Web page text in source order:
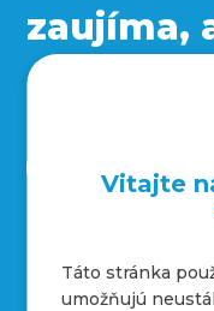
Kontakty
zaujíma,
sociálne
Vitajte
Táto stránka
umožňujú